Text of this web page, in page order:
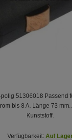
51306018 Passend
bis 8 A. Länge 73 mm.
Kunststoff.
Verfügbarkeit: Auf